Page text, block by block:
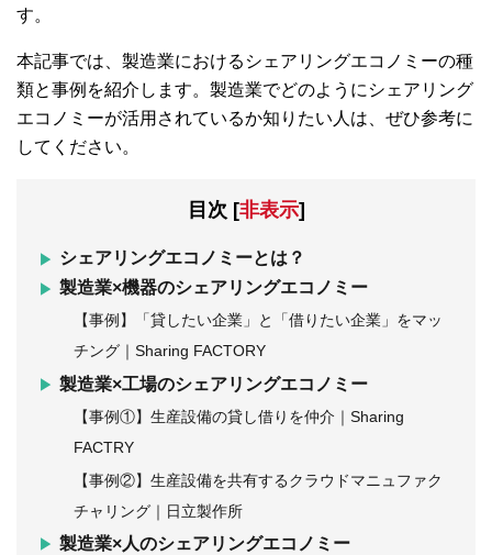
す。
本記事では、製造業におけるシェアリングエコノミーの種
類と事例を紹介します。製造業でどのようにシェアリング
エコノミーが活用されているか知りたい人は、ぜひ参考に
してください。
目次 [非表示]
シェアリングエコノミーとは？
製造業×機器のシェアリングエコノミー
【事例】「貸したい企業」と「借りたい企業」をマッ
チング｜Sharing FACTORY
製造業×工場のシェアリングエコノミー
【事例①】生産設備の貸し借りを仲介｜Sharing
FACTRY
【事例②】生産設備を共有するクラウドマニュファク
チャリング｜日立製作所
製造業×人のシェアリングエコノミー